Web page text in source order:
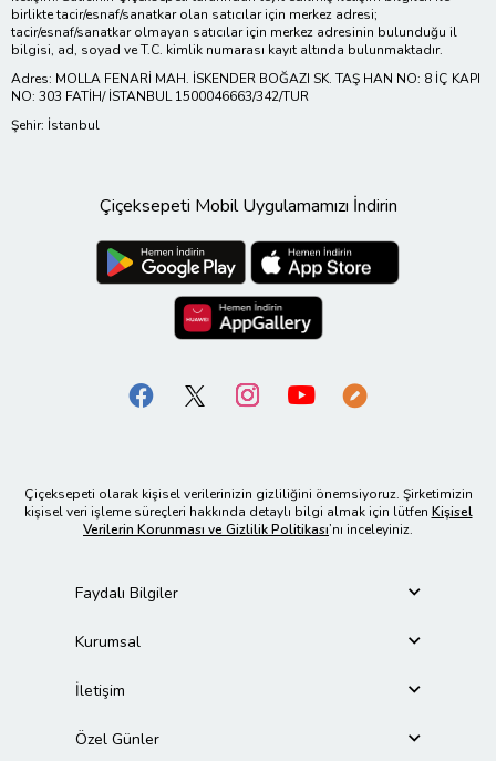
birlikte tacir/esnaf/sanatkar olan satıcılar için merkez adresi;
tacir/esnaf/sanatkar olmayan satıcılar için merkez adresinin bulunduğu il
bilgisi, ad, soyad ve T.C. kimlik numarası kayıt altında bulunmaktadır.
Adres: MOLLA FENARİ MAH. İSKENDER BOĞAZI SK. TAŞ HAN NO: 8 İÇ KAPI
NO: 303 FATİH/ İSTANBUL 1500046663/342/TUR
Şehir: İstanbul
Çiçeksepeti Mobil Uygulamamızı İndirin
Çiçeksepeti olarak kişisel verilerinizin gizliliğini önemsiyoruz. Şirketimizin
kişisel veri işleme süreçleri hakkında detaylı bilgi almak için lütfen Kişisel
Verilerin Korunması ve Gizlilik Politikası’nı inceleyiniz.
Faydalı Bilgiler
Kurumsal
İletişim
Özel Günler